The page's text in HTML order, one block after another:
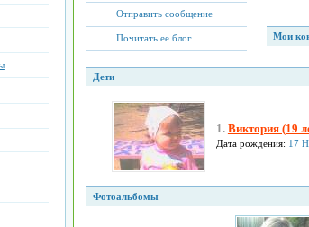
Отправить сообщение
Почитать ее блог Мои
Дети
1. Виктория (19
Дата рождения: 17
Фотоальбомы